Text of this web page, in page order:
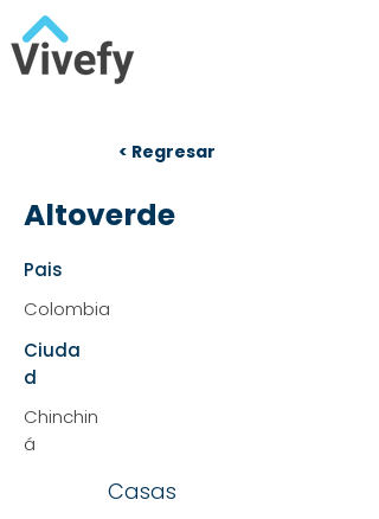
< Regresar
Altoverde
Pais
Colombia
Ciuda
d
Chinchin
á
Casas